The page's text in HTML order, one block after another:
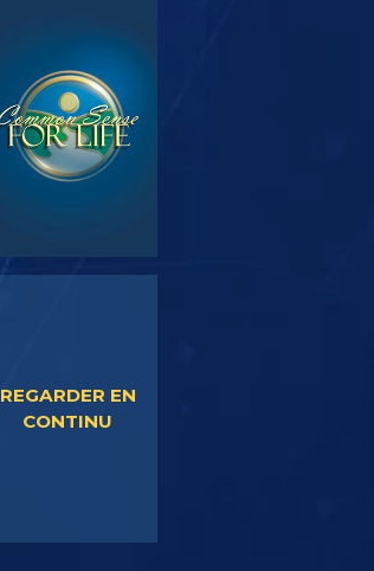
REGARDER EN
CONTINU